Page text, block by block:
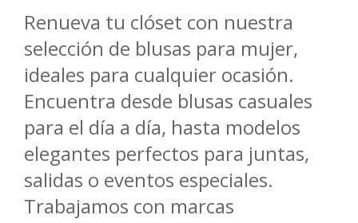
Renueva tu clóset con nuestra
selección de blusas para mujer,
ideales para cualquier ocasión.
Encuentra desde blusas casuales
para el día a día, hasta modelos
elegantes perfectos para juntas,
salidas o eventos especiales.
Trabajamos con marcas